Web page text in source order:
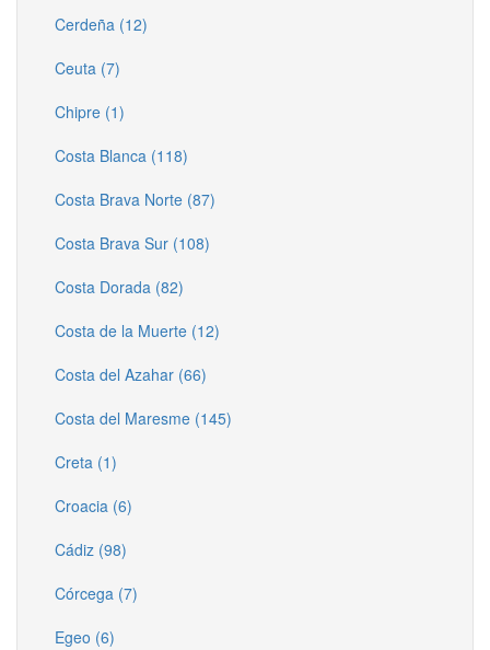
Cerdeña (12)
Ceuta (7)
Chipre (1)
Costa Blanca (118)
Costa Brava Norte (87)
Costa Brava Sur (108)
Costa Dorada (82)
Costa de la Muerte (12)
Costa del Azahar (66)
Costa del Maresme (145)
Creta (1)
Croacia (6)
Cádiz (98)
Córcega (7)
Egeo (6)